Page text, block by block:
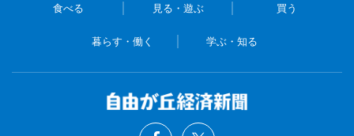
食べる 見る・遊ぶ 買う
暮らす・働く 学ぶ・知る